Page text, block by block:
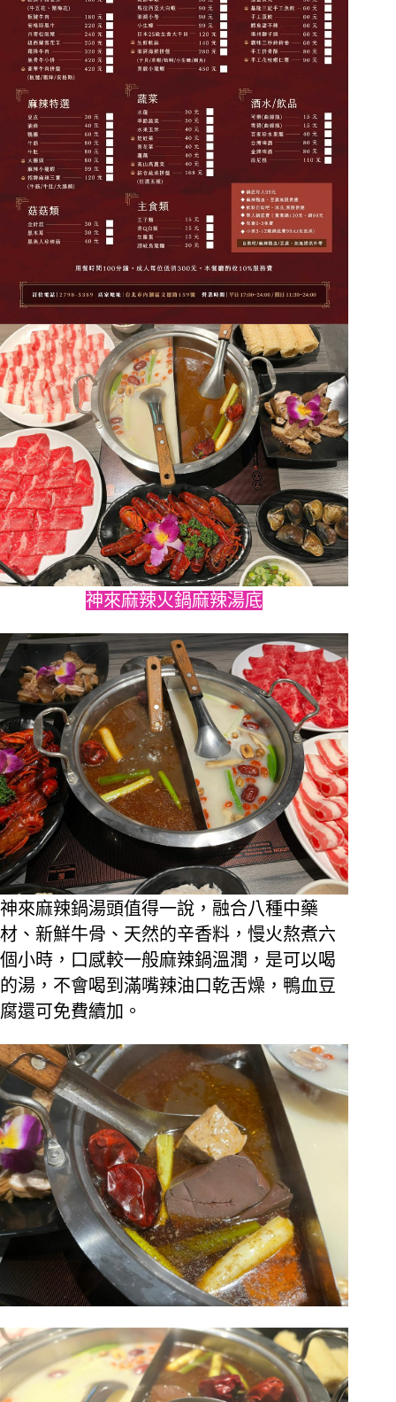
神來麻辣火鍋麻辣湯底
神來麻辣鍋湯頭值得一說，融合八種中藥
材、新鮮牛骨、天然的辛香料，慢火熬煮六
個小時，口感較一般麻辣鍋溫潤，是可以喝
的湯，不會喝到滿嘴辣油口乾舌燥，鴨血豆
腐還可免費續加。